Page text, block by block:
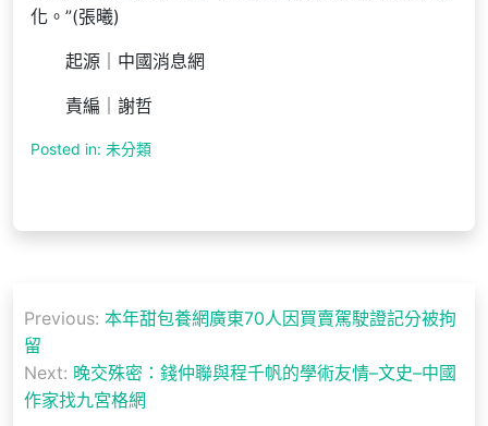
化。”(張曦)
起源｜中國消息網
責編｜謝哲
Posted in: 未分類
章
導
覽
Previous: 本年甜包養網廣東70人因買賣駕駛證記分被拘
留
Next: 晚交殊密：錢仲聯與程千帆的學術友情–文史–中國
作家找九宮格網